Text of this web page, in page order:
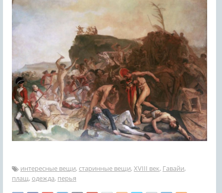
интересные вещи, старинные вещи, XVIII век, Гавайи,
плащ, одежда, перья